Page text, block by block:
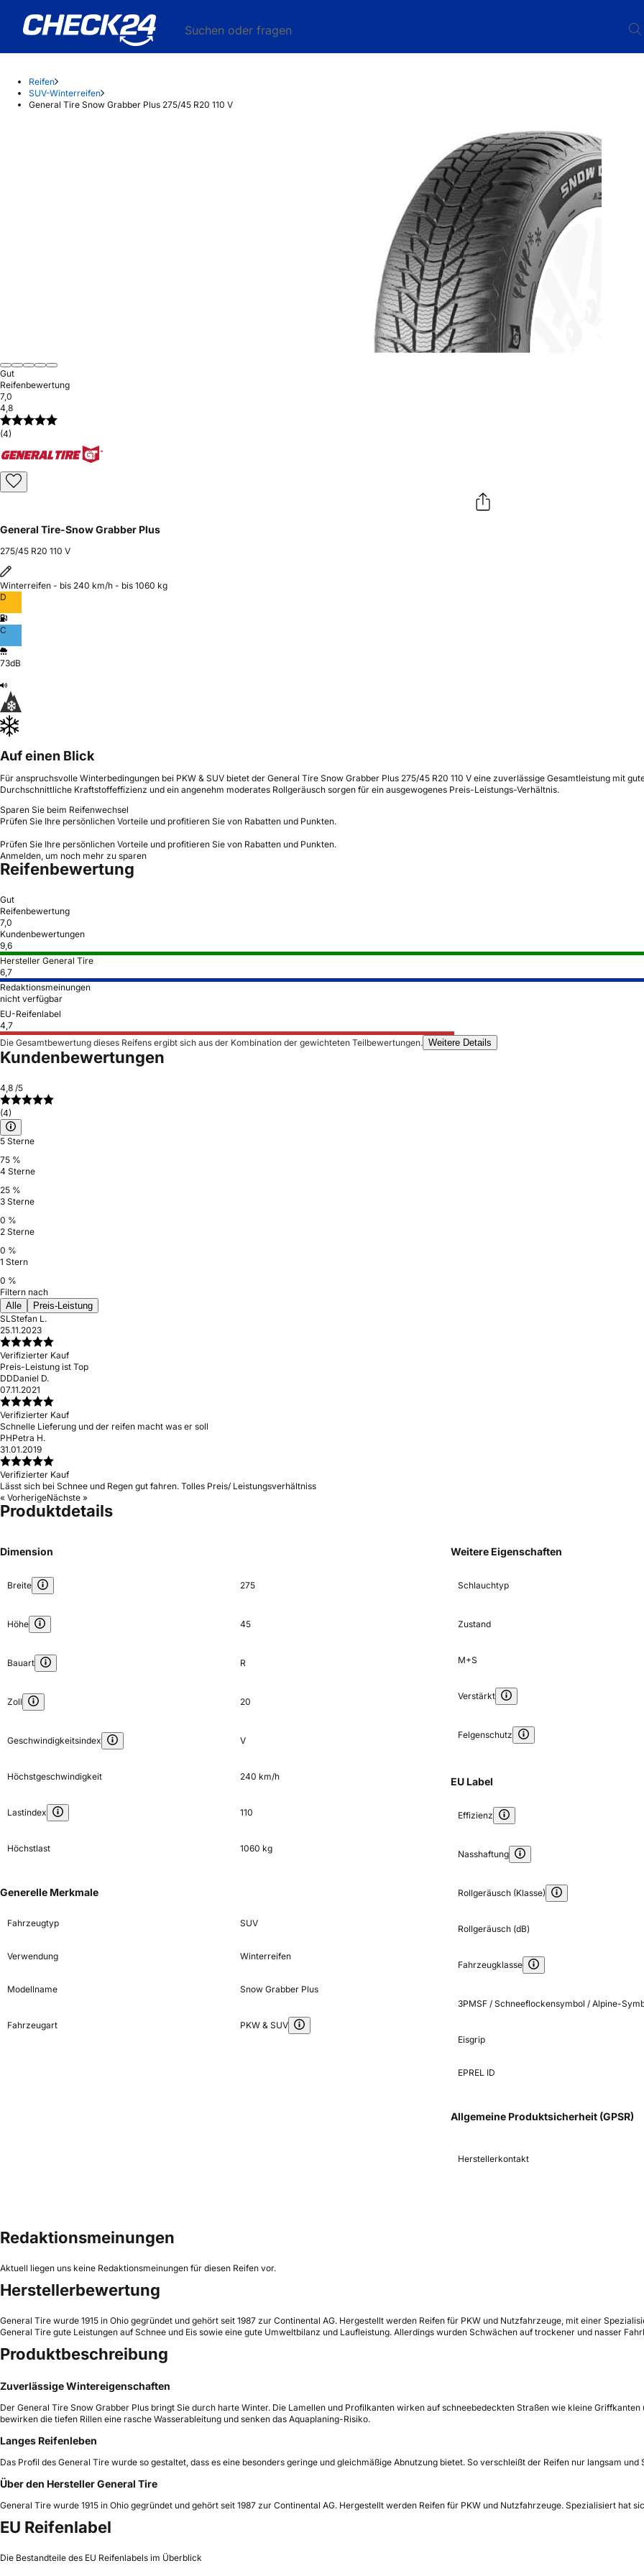
Suchen oder fragen
Reifen
SUV-Winterreifen
General Tire Snow Grabber Plus 275/45 R20 110 V
Gut
Reifenbewertung
7,0
4,8
(4)
General Tire-Snow Grabber Plus
275/45 R20 110 V
Winterreifen - bis 240 km/h - bis 1060 kg
D
C
73dB
Auf einen Blick
Für anspruchsvolle Winterbedingungen bei PKW & SUV bietet der General Tire Snow Grabber Plus 275/45 R20 110 V eine zuverlässige Gesamtleistung mit
Durchschnittliche Kraftstoffeffizienz und ein angenehm moderates Rollgeräusch sorgen für ein ausgewogenes Preis-Leistungs-Verhältnis.
Sparen Sie beim Reifenwechsel
Prüfen Sie Ihre persönlichen Vorteile und profitieren Sie von Rabatten und Punkten.
Prüfen Sie Ihre persönlichen Vorteile und profitieren Sie von Rabatten und Punkten.
Anmelden, um noch mehr zu sparen
Reifenbewertung
Gut
Reifenbewertung
7,0
Kundenbewertungen
9,6
Hersteller General Tire
6,7
Redaktionsmeinungen
nicht verfügbar
EU-Reifenlabel
4,7
Die Gesamtbewertung dieses Reifens ergibt sich aus der Kombination der gewichteten Teilbewertungen. Weitere Details
Kundenbewertungen
4,8 /5
(4)
5 Sterne
75 %
4 Sterne
25 %
3 Sterne
0 %
2 Sterne
0 %
1 Stern
0 %
Filtern nach
Alle
Preis-Leistung
SL Stefan L.
25.11.2023
Verifizierter Kauf
Preis-Leistung ist Top
DDDaniel D.
07.11.2021
Verifizierter Kauf
Schnelle Lieferung und der reifen macht was er soll
PHPetra H.
31.01.2019
Verifizierter Kauf
Lässt sich bei Schnee und Regen gut fahren. Tolles Preis/ Leistungsverhältniss
« VorherigeNächste »
Produktdetails
Dimension
Breite 275
Höhe 45
Bauart R
Zoll 20
Geschwindigkeitsindex V
Höchstgeschwindigkeit 240 km/h
Lastindex 110
Höchstlast 1060 kg
Generelle Merkmale
Fahrzeugtyp SUV
Verwendung Winterreifen
Modellname Snow Grabber Plus
Fahrzeugart PKW & SUV
Weitere Eigenschaften
Schlauchtyp
Zustand
M+S
Verstärkt
Felgenschutz
EU Label
Effizienz
Nasshaftung
Rollgeräusch (Klasse)
Rollgeräusch (dB)
Fahrzeugklasse
3PMSF / Schneeflockensymbol / Alpine-
Eisgrip
EPREL ID
Allgemeine Produktsicherheit (GPSR)
Herstellerkontakt
Redaktionsmeinungen
Aktuell liegen uns keine Redaktionsmeinungen für diesen Reifen vor.
Herstellerbewertung
General Tire wurde 1915 in Ohio gegründet und gehört seit 1987 zur Continental AG. Hergestellt werden Reifen für PKW und Nutzfahrzeuge, mit einer
General Tire gute Leistungen auf Schnee und Eis sowie eine gute Umweltbilanz und Laufleistung. Allerdings wurden Schwächen auf trockener und nasser
Produktbeschreibung
Zuverlässige Wintereigenschaften
Der General Tire Snow Grabber Plus bringt Sie durch harte Winter. Die Lamellen und Profilkanten wirken auf schneebedeckten Straßen wie kleine
bewirken die tiefen Rillen eine rasche Wasserableitung und senken das Aquaplaning-Risiko.
Langes Reifenleben
Das Profil des General Tire wurde so gestaltet, dass es eine besonders geringe und gleichmäßige Abnutzung bietet. So verschleißt der Reifen nur langsam
Über den Hersteller General Tire
General Tire wurde 1915 in Ohio gegründet und gehört seit 1987 zur Continental AG. Hergestellt werden Reifen für PKW und Nutzfahrzeuge. Spezialisiert hat
EU Reifenlabel
Die Bestandteile des EU Reifenlabels im Überblick